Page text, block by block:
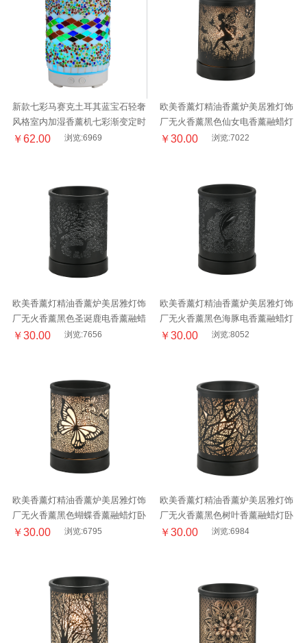
新款七彩马赛克土耳其蓝宝石轻奢
风格室内加湿香薰机七彩渐变定时
￥62.00 浏览:6969
欧美香薰灯精油香薰炉美居雅灯饰
厂无火香薰黑色仙女电香薰融蜡灯
卧室床头阅读台灯
￥30.00 浏览:7022
欧美香薰灯精油香薰炉美居雅灯饰
厂无火香薰黑色圣诞鹿电香薰融蜡
灯卧室床头阅读台灯
￥30.00 浏览:7656
欧美香薰灯精油香薰炉美居雅灯饰
厂无火香薰黑色海豚电香薰融蜡灯
卧室床头阅读台灯
￥30.00 浏览:8052
欧美香薰灯精油香薰炉美居雅灯饰
厂无火香薰黑色蝴蝶香薰融蜡灯卧
室床头阅读台灯
￥30.00 浏览:6795
欧美香薰灯精油香薰炉美居雅灯饰
厂无火香薰黑色树叶香薰融蜡灯卧
室床头阅读台灯
￥30.00 浏览:6984